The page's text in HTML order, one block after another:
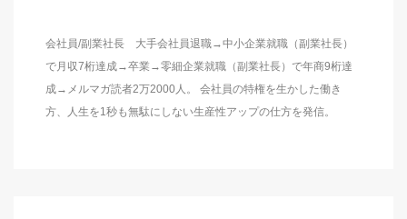
会社員/副業社長 大手会社員退職→中小企業就職（副業社長）
で月収7桁達成→卒業→零細企業就職（副業社長）で年商9桁達
成→メルマガ読者2万2000人。 会社員の特権を生かした働き
方、人生を1秒も無駄にしない生産性アップの仕方を発信。